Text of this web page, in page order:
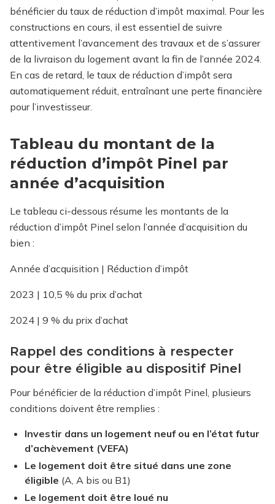
bénéficier du taux de réduction d’impôt maximal. Pour les
constructions en cours, il est essentiel de suivre
attentivement l’avancement des travaux et de s’assurer
de la livraison du logement avant la fin de l’année 2024.
En cas de retard, le taux de réduction d’impôt sera
automatiquement réduit, entraînant une perte financière
pour l’investisseur.
Tableau du montant de la
réduction d’impôt Pinel par
année d’acquisition
Le tableau ci-dessous résume les montants de la
réduction d’impôt Pinel selon l’année d’acquisition du
bien :
Année d’acquisition | Réduction d’impôt
2023 | 10,5 % du prix d’achat
2024 | 9 % du prix d’achat
Rappel des conditions à respecter
pour être éligible au dispositif Pinel
Pour bénéficier de la réduction d’impôt Pinel, plusieurs
conditions doivent être remplies :
Investir dans un logement neuf ou en l’état futur
d’achèvement (VEFA)
Le logement doit être situé dans une zone
éligible (A, A bis ou B1)
Le logement doit être loué nu